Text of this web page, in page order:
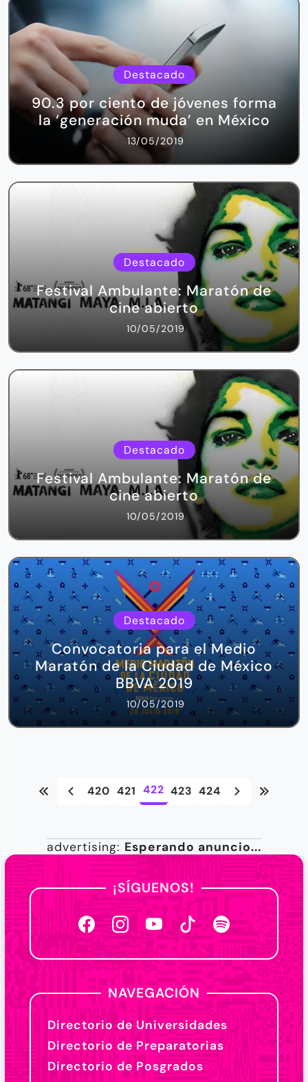
Destacado
90.3 por ciento de jóvenes forma
la ‘generación muda’ en México
13/05/2019
Destacado
Festival Ambulante: Maratón de
cine abierto
10/05/2019
Destacado
Festival Ambulante: Maratón de
cine abierto
10/05/2019
Destacado
Convocatoria para el Medio
Maratón de la Ciudad de México
BBVA 2019
10/05/2019
advertising: Esperando anuncio...
420 421 422 423 424
¡SÍGUENOS!
NAVEGACIÓN
Directorio de Universidades
Directorio de Preparatorias
Directorio de Posgrados